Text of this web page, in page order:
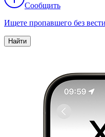
Сообщить
Ищете пропавшего без
Найти